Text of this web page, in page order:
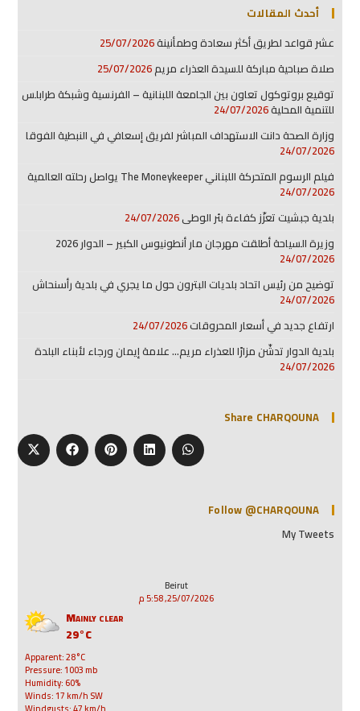
أحدث المقالات
عشر قواعد لطريق أكثر سعادة وطمأنينة25/07/2026
صلاة صباحية مباركة للسيدة العذراء مريم25/07/2026
توقيع بروتوكول تعاون بين الجامعة اللبنانية – الفرنسية وشبكة طرابلس
للتنمية المحلية24/07/2026
وزارة الصحة دانت الاستهداف المباشر لفريق إسعافي في النبطية الفوقا
24/07/2026
فيلم الرسوم المتحركة اللبناني The Moneykeeper يواصل رحلته العالمية
24/07/2026
بلدية جبشيت تعزّز كفاءة بئر الوطى24/07/2026
وزيرة السياحة أطلقت مهرجان مار أنطونيوس الكبير – الدوار 2026
24/07/2026
توضيح من رئيس اتحاد بلديات البترون حول ما يجري في بلدية رأسنحاش
24/07/2026
ارتفاع جديد في أسعار المحروقات24/07/2026
بلدية الدوار تدشّن مزارًا للعذراء مريم… علامة إيمان ورجاء لأبناء البلدة
24/07/2026
Share CHARQOUNA
Follow @CHARQOUNA
My Tweets
Beirut
25/07/2026, 5:58 م
Mainly clear
29°C
Apparent: 28°C
Pressure: 1003 mb
Humidity: 60%
Winds: 17 km/h SW